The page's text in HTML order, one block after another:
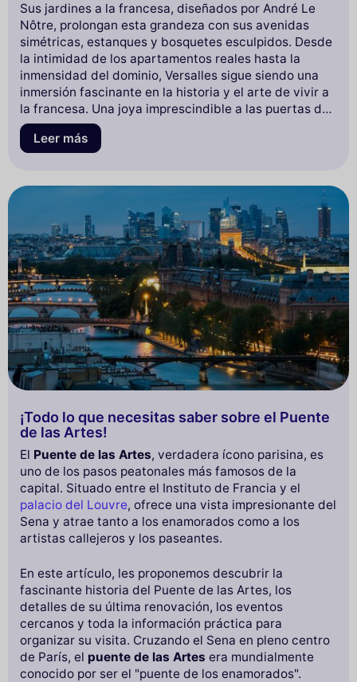
Sus jardines a la francesa, diseñados por André Le
Nôtre, prolongan esta grandeza con sus avenidas
simétricas, estanques y bosquetes esculpidos. Desde
la intimidad de los apartamentos reales hasta la
inmensidad del dominio, Versalles sigue siendo una
inmersión fascinante en la historia y el arte de vivir a
la francesa. Una joya imprescindible a las puertas de
París.
Leer más
¡Todo lo que necesitas saber sobre el Puente
de las Artes!
El Puente de las Artes, verdadera ícono parisina, es
uno de los pasos peatonales más famosos de la
capital. Situado entre el Instituto de Francia y el
palacio del Louvre, ofrece una vista impresionante del
Sena y atrae tanto a los enamorados como a los
artistas callejeros y los paseantes.
En este artículo, les proponemos descubrir la
fascinante historia del Puente de las Artes, los
detalles de su última renovación, los eventos
cercanos y toda la información práctica para
organizar su visita. Cruzando el Sena en pleno centro
de París, el puente de las Artes era mundialmente
conocido por ser el "puente de los enamorados".